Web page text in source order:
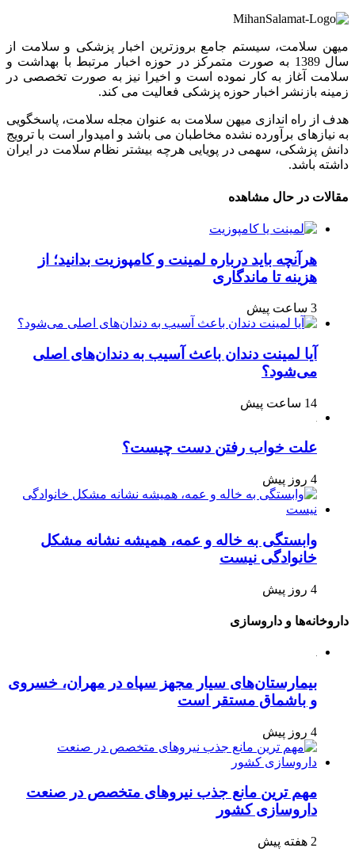
میهن سلامت، سیستم جامع بروزترین اخبار پزشکی و سلامت از
سال 1389 به صورت متمرکز در حوزه اخبار مرتبط با بهداشت و
سلامت آغاز به کار نموده است و اخیرا نیز به صورت تخصصی در
زمینه بازنشر اخبار حوزه پزشکی فعالیت می کند.
هدف از راه اندازی میهن سلامت به عنوان مجله سلامت، پاسخگویی
به نیازهای برآورده نشده مخاطبان می باشد و امیدوار است با ترویج
دانش پزشکی، سهمی در پویایی هرچه بیشتر نظام سلامت در ایران
داشته باشد.
مقالات در حال مشاهده
هرآنچه باید درباره لمینت و کامپوزیت بدانید؛ از
هزینه تا ماندگاری
3 ساعت پیش
آیا لمینت دندان باعث آسیب به دندان‌های اصلی
می‌شود؟
14 ساعت پیش
علت خواب رفتن دست چیست؟
4 روز پیش
وابستگی به خاله و عمه، همیشه نشانه مشکل
خانوادگی نیست
4 روز پیش
داروخانه‌ها و داروسازی
بیمارستان‌های سیار مجهز سپاه در مهران، خسروی
و باشماق مستقر است
4 روز پیش
مهم ترین مانع جذب نیروهای متخصص در صنعت
داروسازی کشور
2 هفته پیش